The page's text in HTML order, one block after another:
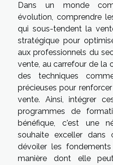
Dans un monde
évolution, comprendre
qui sous-tendent la
stratégique pour
aux professionnels du
vente, au carrefour de la
des techniques
précieuses pour
vente. Ainsi, intégrer
programmes de
bénéfique, c'est une
souhaite exceller
dévoiler les
manière dont elle